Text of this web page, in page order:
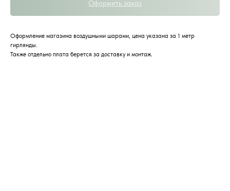
Оформить заказ
Оформление магазина воздушными шарами, цена указана за 1 метр
гирлянды.
Также отдельно плата берется за доставку и монтаж.